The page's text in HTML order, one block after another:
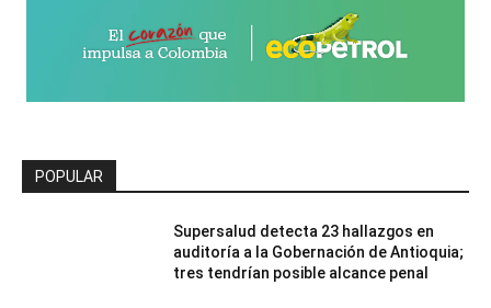
POPULAR
Supersalud detecta 23 hallazgos en
auditoría a la Gobernación de Antioquia;
tres tendrían posible alcance penal